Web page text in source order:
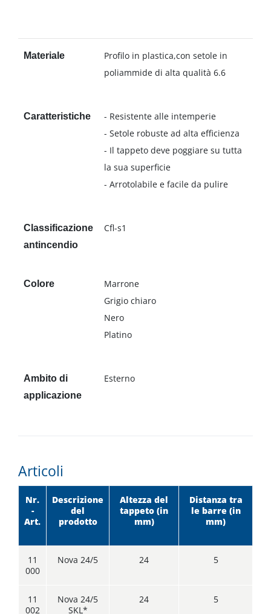
Materiale
Profilo in plastica,con setole in
poliammide di alta qualità 6.6
Caratteristiche
- Resistente alle intemperie
- Setole robuste ad alta efficienza
- Il tappeto deve poggiare su tutta
la sua superficie
- Arrotolabile e facile da pulire
Classificazione
antincendio
Cfl-s1
Colore
Marrone
Grigio chiaro
Nero
Platino
Ambito di
applicazione
Esterno
Articoli
Nr.
-
Art.
Descrizione
del
prodotto
Altezza del
tappeto (in
mm)
Distanza tra
le barre (in
mm)
11
000
Nova 24/5 24 5
11
002
Nova 24/5
SKL*
24 5